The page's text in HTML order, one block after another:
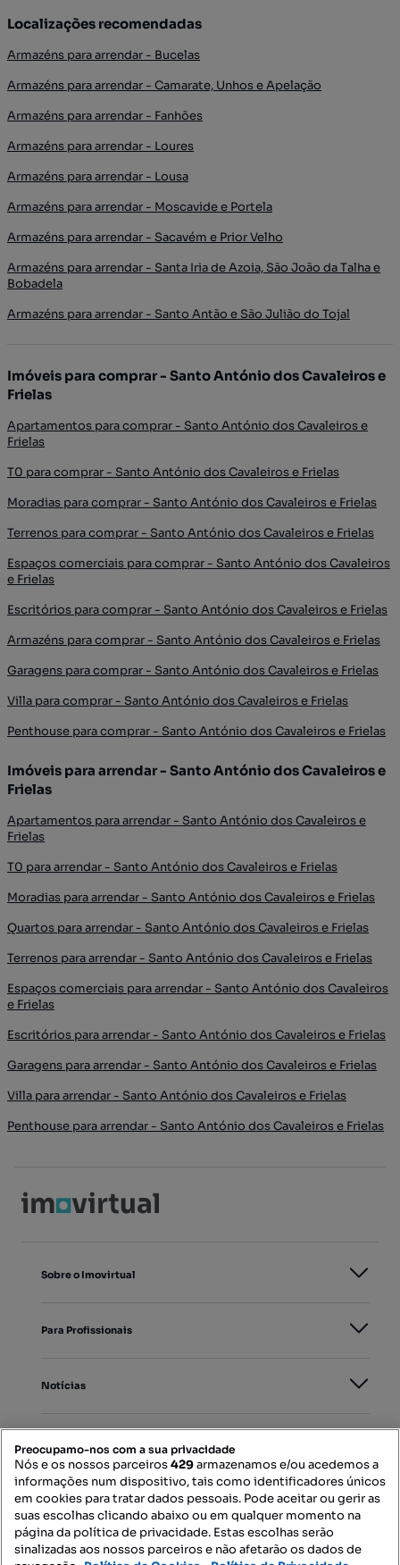
Localizações recomendadas
Armazéns para arrendar - Bucelas
Armazéns para arrendar - Camarate, Unhos e Apelação
Armazéns para arrendar - Fanhões
Armazéns para arrendar - Loures
Armazéns para arrendar - Lousa
Armazéns para arrendar - Moscavide e Portela
Armazéns para arrendar - Sacavém e Prior Velho
Armazéns para arrendar - Santa Iria de Azoia, São João da Talha e
Bobadela
Armazéns para arrendar - Santo Antão e São Julião do Tojal
Imóveis para comprar - Santo António dos Cavaleiros e
Frielas
Apartamentos para comprar - Santo António dos Cavaleiros e
Frielas
T0 para comprar - Santo António dos Cavaleiros e Frielas
Moradias para comprar - Santo António dos Cavaleiros e Frielas
Terrenos para comprar - Santo António dos Cavaleiros e Frielas
Espaços comerciais para comprar - Santo António dos Cavaleiros
e Frielas
Escritórios para comprar - Santo António dos Cavaleiros e Frielas
Armazéns para comprar - Santo António dos Cavaleiros e Frielas
Garagens para comprar - Santo António dos Cavaleiros e Frielas
Villa para comprar - Santo António dos Cavaleiros e Frielas
Penthouse para comprar - Santo António dos Cavaleiros e Frielas
Imóveis para arrendar - Santo António dos Cavaleiros e
Frielas
Apartamentos para arrendar - Santo António dos Cavaleiros e
Frielas
T0 para arrendar - Santo António dos Cavaleiros e Frielas
Moradias para arrendar - Santo António dos Cavaleiros e Frielas
Quartos para arrendar - Santo António dos Cavaleiros e Frielas
Terrenos para arrendar - Santo António dos Cavaleiros e Frielas
Espaços comerciais para arrendar - Santo António dos Cavaleiros
e Frielas
Escritórios para arrendar - Santo António dos Cavaleiros e Frielas
Garagens para arrendar - Santo António dos Cavaleiros e Frielas
Villa para arrendar - Santo António dos Cavaleiros e Frielas
Penthouse para arrendar - Santo António dos Cavaleiros e Frielas
Sobre o Imovirtual
Para Profissionais
Notícias
Mapa do Site
Contacte-nos
Preocupamo-nos com a sua privacidade
Nós e os nossos parceiros429armazenamos e/ou acedemos a
informações num dispositivo, tais como identificadores únicos
em cookies para tratar dados pessoais. Pode aceitar ou gerir as
suas escolhas clicando abaixo ou em qualquer momento na
página da política de privacidade. Estas escolhas serão
sinalizadas aos nossos parceiros e não afetarão os dados de